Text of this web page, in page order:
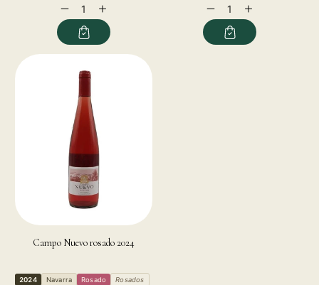
Decrease
quantity
Increase
quantity
for
Decrease
quantity
Increase
quantity
for
Campo Nuevo rosado 2024
2024 Navarra Rosado Rosados